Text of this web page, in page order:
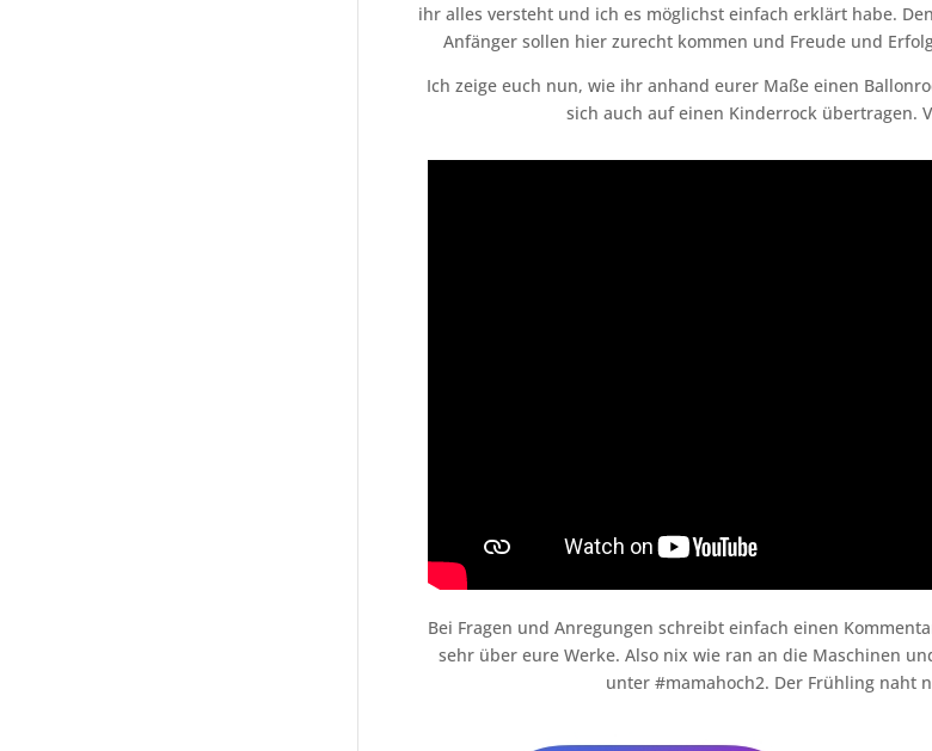
ihr alles versteht und ich es möglichst einfach erklärt habe.
Anfänger sollen hier zurecht kommen und Freude und
Ich zeige euch nun, wie ihr anhand eurer Maße einen
sich auch auf einen Kinderrock übertragen.
Bei Fragen und Anregungen schreibt einfach einen
sehr über eure Werke. Also nix wie ran an die Maschinen
unter #mamahoch2. Der Frühling naht